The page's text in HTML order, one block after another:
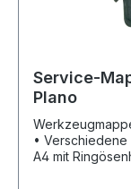
Service-
Plano
Werkzeugmappe
• Verschiedene
A4 mit